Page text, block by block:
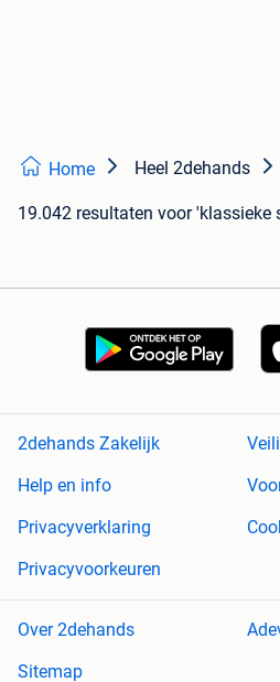
Home Heel 2dehands
19.042 resultaten voor 'klassieke
2dehands Zakelijk
Help en info
Privacyverklaring
Privacyvoorkeuren
Over 2dehands
Sitemap